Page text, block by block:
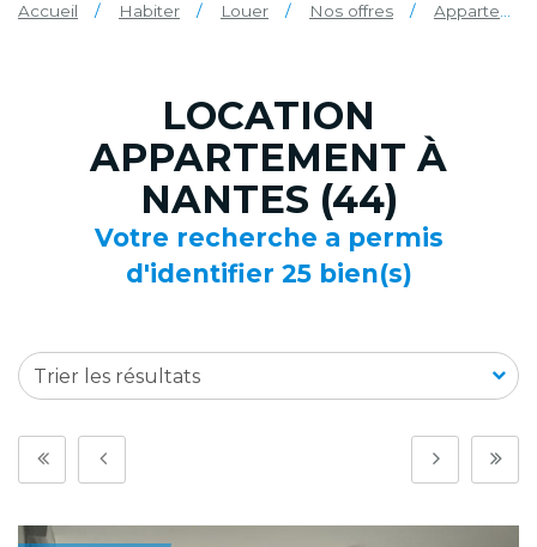
Accueil Habiter Louer Nos offres Appartement
LOCATION
APPARTEMENT À
NANTES (44)
Votre recherche a permis
d'identifier 25 bien(s)
Trier les résultats